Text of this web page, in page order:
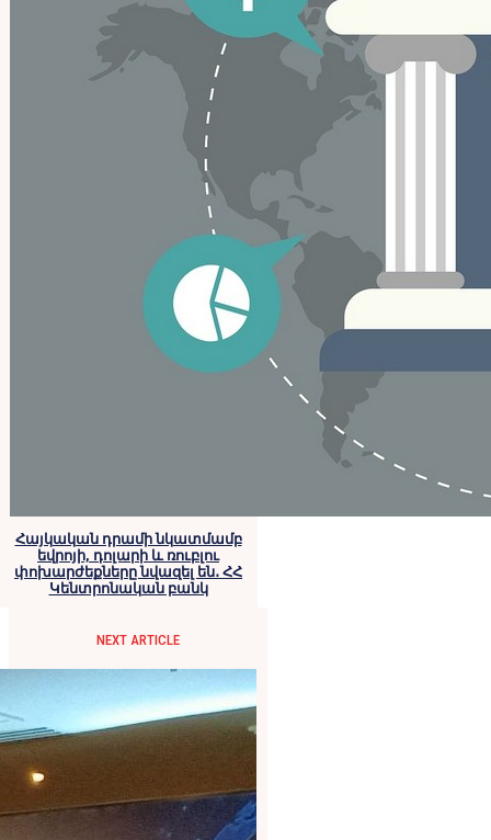
Հայկական դրամի նկատմամբ
եվրոյի, դոլարի և ռուբլու
փոխարժեքները նվազել են․ ՀՀ
Կենտրոնական բանկ
NEXT ARTICLE